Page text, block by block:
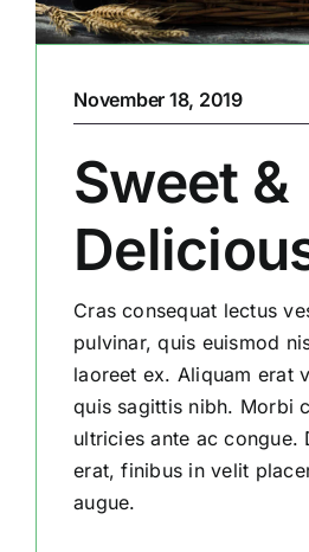
November 18, 2019
Sweet &
Cras consequat lectus
pulvinar, quis euismod
laoreet ex. Aliquam erat
quis sagittis nibh. Morbi
ultricies ante ac congue.
erat, finibus in velit
augue.